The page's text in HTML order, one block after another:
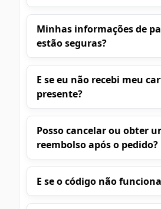
Minhas informações de
estão seguras?
E se eu não recebi meu
presente?
Posso cancelar ou obter
reembolso após o pedido?
E se o código não